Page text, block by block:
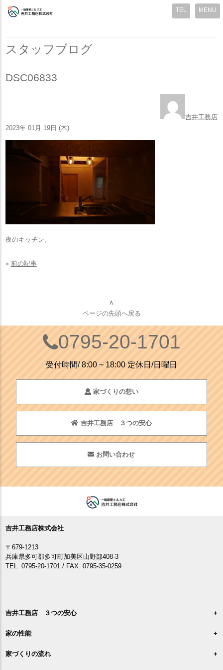
MENU
スタッフブログ
DSC06833
吉井工務店
2023年 01月 19日 (木)
夜のキッチン。
« 前の記事
∧
ページの先頭へ戻る
0795-20-1701
受付時間/ 8:00 ~ 18:00 定休日/日曜日
家づくりの想い
吉井工務店 ３つの安心
お問い合わせ
吉井工務店株式会社
〒679-1213
兵庫県多可郡多可町加美区山野部408-3
TEL. 0795-20-1701 / FAX. 0795-35-0259
吉井工務店 ３つの安心
家の性能
家づくりの流れ